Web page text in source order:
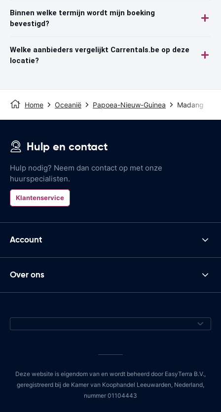
Binnen welke termijn wordt mijn boeking
bevestigd?
Welke aanbieders vergelijkt Carrentals.be op deze
locatie?
Home Oceanië Papoea-Nieuw-Guinea Madang
Hulp en contact
Hulp nodig? Neem dan contact op met onze
huurspecialisten.
Klantenservice
Account
Over ons
Deze website is eigendom van en wordt beheerd door EasyTerra B.V.,
geregistreerd bij de Kamer van Koophandel Leeuwarden, Nederland,
nummer 01104443